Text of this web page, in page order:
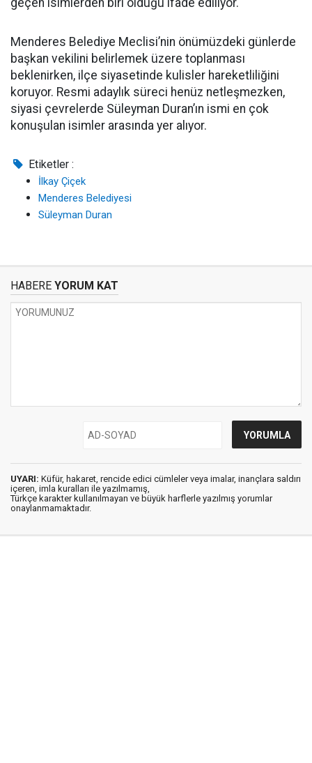
geçen isimlerden biri olduğu ifade ediliyor.
Menderes Belediye Meclisi’nin önümüzdeki günlerde
başkan vekilini belirlemek üzere toplanması
beklenirken, ilçe siyasetinde kulisler hareketliliğini
koruyor. Resmi adaylık süreci henüz netleşmezken,
siyasi çevrelerde Süleyman Duran’ın ismi en çok
konuşulan isimler arasında yer alıyor.
Etiketler :
İlkay Çiçek
Menderes Belediyesi
Süleyman Duran
HABERE YORUM KAT
UYARI: Küfür, hakaret, rencide edici cümleler veya imalar, inançlara saldırı
içeren, imla kuralları ile yazılmamış,
Türkçe karakter kullanılmayan ve büyük harflerle yazılmış yorumlar
onaylanmamaktadır.